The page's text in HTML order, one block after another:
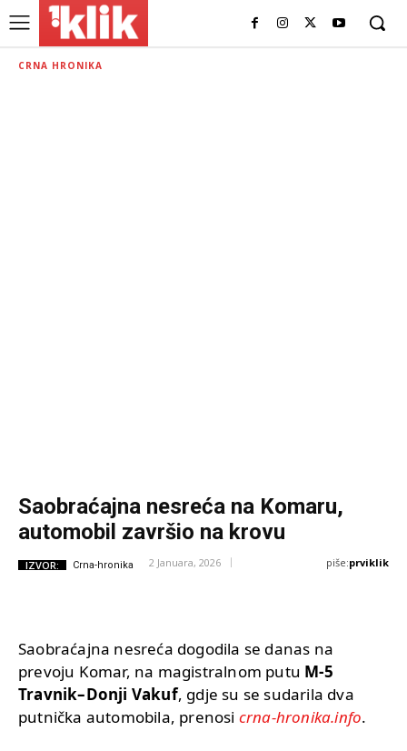
CRNA HRONIKA
Saobraćajna nesreća na Komaru,
automobil završio na krovu
IZVOR: Crna-hronika 2 Januara, 2026 piše:prviklik
Saobraćajna nesreća dogodila se danas na
prevoju Komar, na magistralnom putu M-5
Travnik–Donji Vakuf, gdje su se sudarila dva
putnička automobila, prenosi crna-hronika.info.